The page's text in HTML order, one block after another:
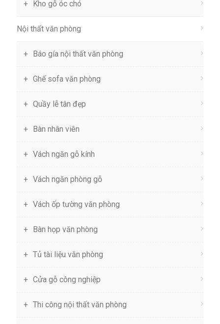
Kho gỗ óc chó
Nội thất văn phòng
Báo gía nội thất văn phòng
Ghế sofa văn phòng
Quầy lễ tân đẹp
Bàn nhân viên
Vách ngăn gỗ kính
Vách ngăn phòng gỗ
Vách ốp tường văn phòng
Bàn họp văn phòng
Tủ tài liệu văn phòng
Cửa gỗ công nghiệp
Thi công nội thất văn phòng